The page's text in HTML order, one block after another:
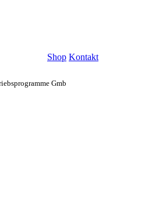
Shop Kontakt
GmbH